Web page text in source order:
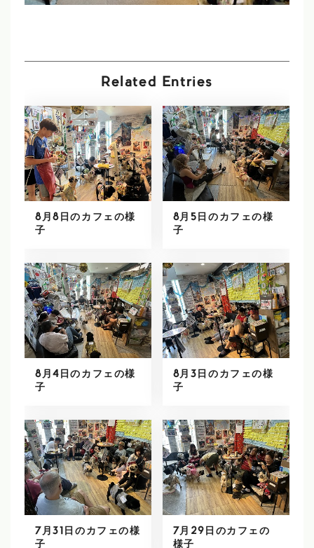
Related Entries
8月8日のカフェの様
子
8月5日のカフェの様
子
8月4日のカフェの様
子
8月3日のカフェの様
子
7月31日のカフェの様
子
7月29日のカフェの
様子